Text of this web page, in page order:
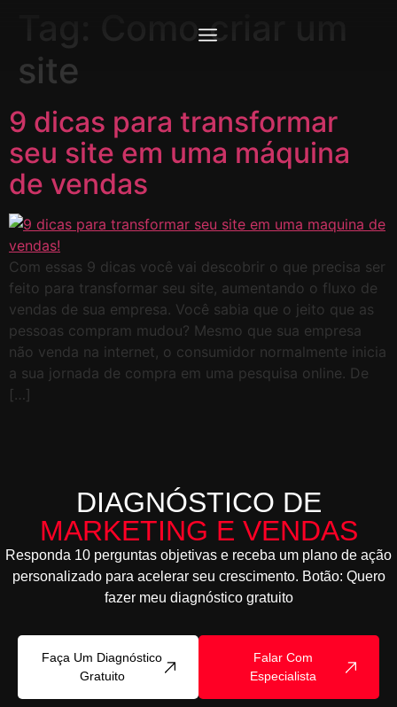
Como criar um
site
9 dicas para transformar
seu site em uma máquina
de vendas
Com essas 9 dicas você vai descobrir o que precisa ser
feito para transformar seu site, aumentando o fluxo de
vendas de sua empresa. Você sabia que o jeito que as
pessoas compram mudou? Mesmo que sua empresa
não venda na internet, o consumidor normalmente inicia
a sua jornada de compra em uma pesquisa online. De
[…]
DIAGNÓSTICO DE
MARKETING E VENDAS
Responda 10 perguntas objetivas e receba um plano de ação
personalizado para acelerar seu crescimento. Botão: Quero
fazer meu diagnóstico gratuito
Faça Um Diagnóstico
Gratuito
Falar Com
Especialista